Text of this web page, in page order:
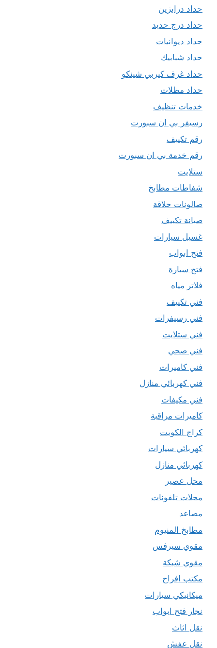
حداد درابزين
حداد درج حديد
حداد ديوانيات
حداد شبابيك
حداد غرف كيربي شينكو
حداد مظلات
خدمات تنظيف
رسيفر بي ان سبورت
رقم تكييف
رقم خدمة بي ان سبورت
ستلايت
شفاطات مطابخ
صالونات حلاقة
صيانة تكييف
غسيل سيارات
فتح ابواب
فتح سيارة
فلاتر مياه
فني تكييف
فني رسيفرات
فني ستلايت
فني صحي
فني كاميرات
فني كهربائي منازل
فني مكيفات
كاميرات مراقبة
كراج الكويت
كهربائي سيارات
كهربائي منازل
محل عصير
محلات تلفونات
مصاعد
مطابخ المنيوم
مقوي سيرفس
مقوي شبكة
مكتب افراح
ميكانيكي سيارات
نجار فتح ابواب
نقل اثاث
نقل عفش